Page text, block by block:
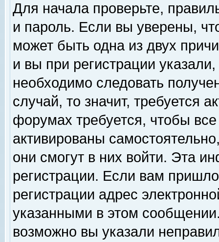
Для начала проверьте,
и пароль. Если вы уверены,
может быть одна из двух
и вы при регистрации
необходимо следовать
случай, то значит, требуется
форумах требуется, чтобы
активированы
они смогут в них войти. Эта
регистрации. Если вам
регистрации адрес
указанными в этом
возможно вы указали